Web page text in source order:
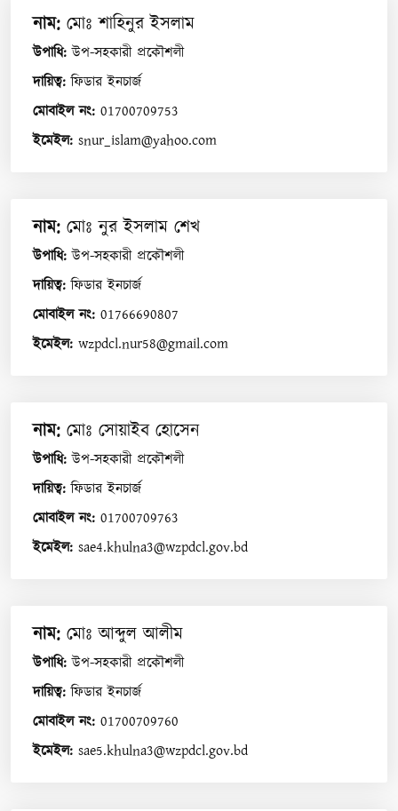
নাম: মোঃ শাহিনুর ইসলাম
উপাধি:উপ-সহকারী প্রকৌশলী
দায়িত্ব:ফিডার ইনচার্জ
মোবাইল নং: 01700709753
ইমেইল: snur_islam@yahoo.com
নাম: মোঃ নুর ইসলাম শেখ
উপাধি:উপ-সহকারী প্রকৌশলী
দায়িত্ব:ফিডার ইনচার্জ
মোবাইল নং: 01766690807
ইমেইল: wzpdcl.nur58@gmail.com
নাম: মোঃ সোয়াইব হোসেন
উপাধি:উপ-সহকারী প্রকৌশলী
দায়িত্ব:ফিডার ইনচার্জ
মোবাইল নং: 01700709763
ইমেইল: sae4.khulna3@wzpdcl.gov.bd
নাম: মোঃ আব্দুল আলীম
উপাধি:উপ-সহকারী প্রকৌশলী
দায়িত্ব:ফিডার ইনচার্জ
মোবাইল নং: 01700709760
ইমেইল: sae5.khulna3@wzpdcl.gov.bd